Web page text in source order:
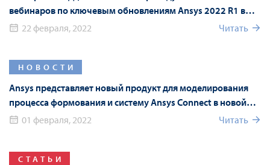
вебинаров по ключевым обновлениям Ansys 2022 R1 в
рамках Форума Ansys
22 февраля, 2022 Читать
НОВОСТИ
Ansys представляет новый продукт для моделирования
процесса формования и систему Ansys Connect в новой
версии Ansys 2022 R1
01 февраля, 2022 Читать
СТАТЬИ